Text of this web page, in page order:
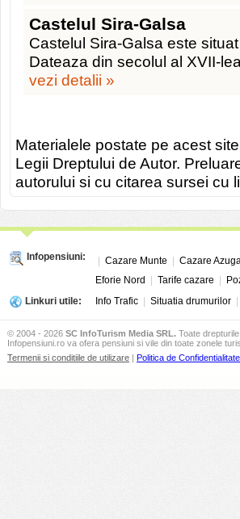
Castelul Sira-Galsa
Castelul Sira-Galsa este
Dateaza din secolul al XVII-
vezi detalii »
Materialele postate pe acest
Legii Dreptului de Autor.
autorului si cu citarea sursei cu
Infopensiuni: Cazare Munte Cazare
Eforie Nord
Tarife cazare
Linkuri utile:
Info Trafic Situatia drumurilor
© 2004 - 2026 SC InfoTurism Media SRL. Toate
Infopensiuni.ro va ofera pensiuni si vile din toate zonele
Termenii si conditiile de utilizare | Politica de Confidentialitate